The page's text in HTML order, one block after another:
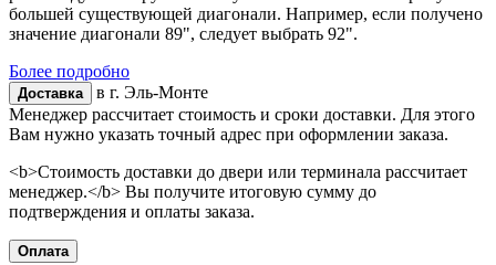
большей существующей диагонали. Например, если получено
значение диагонали 89", следует выбрать 92".
Более подробно
Доставка в г. Эль-Монте
Менеджер рассчитает стоимость и сроки доставки. Для этого
Вам нужно указать точный адрес при оформлении заказа.
<b>Стоимость доставки до двери или терминала рассчитает
менеджер.</b> Вы получите итоговую сумму до
подтверждения и оплаты заказа.
Оплата